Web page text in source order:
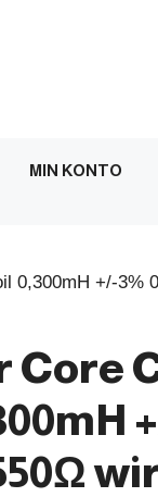
MIN KONTO
0,300mH +/-3%
Core